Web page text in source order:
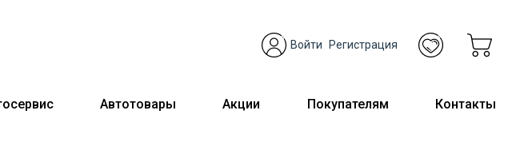
Войти Регистрация
Автотовары Акции Покупателям Контакты